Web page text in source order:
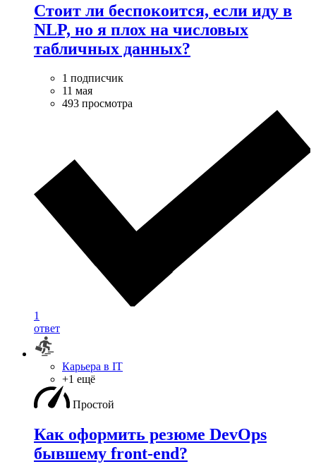
Стоит ли беспокоится, если иду в
NLP, но я плох на числовых
табличных данных?
1 подписчик
11 мая
493 просмотра
1
ответ
Карьера в IT
+1 ещё
Простой
Как оформить резюме DevOps
бывшему front-end?